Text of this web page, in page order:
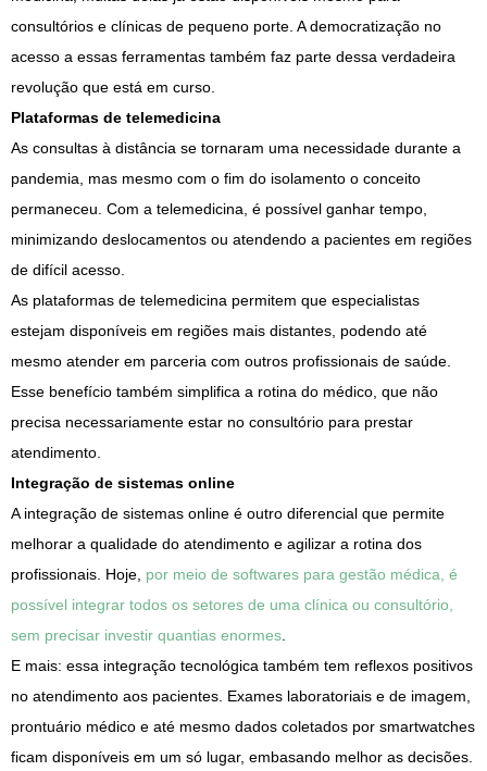
consultórios e clínicas de pequeno porte. A democratização no
acesso a essas ferramentas também faz parte dessa verdadeira
revolução que está em curso.
Plataformas de telemedicina
As consultas à distância se tornaram uma necessidade durante a
pandemia, mas mesmo com o fim do isolamento o conceito
permaneceu. Com a telemedicina, é possível ganhar tempo,
minimizando deslocamentos ou atendendo a pacientes em regiões
de difícil acesso.
As plataformas de telemedicina permitem que especialistas
estejam disponíveis em regiões mais distantes, podendo até
mesmo atender em parceria com outros profissionais de saúde.
Esse benefício também simplifica a rotina do médico, que não
precisa necessariamente estar no consultório para prestar
atendimento.
Integração de sistemas online
A integração de sistemas online é outro diferencial que permite
melhorar a qualidade do atendimento e agilizar a rotina dos
profissionais. Hoje, por meio de softwares para gestão médica, é
possível integrar todos os setores de uma clínica ou consultório,
sem precisar investir quantias enormes.
E mais: essa integração tecnológica também tem reflexos positivos
no atendimento aos pacientes. Exames laboratoriais e de imagem,
prontuário médico e até mesmo dados coletados por smartwatches
ficam disponíveis em um só lugar, embasando melhor as decisões.